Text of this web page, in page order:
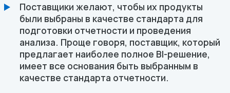
Поставщики желают, чтобы их продукты
были выбраны в качестве стандарта для
подготовки отчетности и проведения
анализа. Проще говоря, поставщик, который
предлагает наиболее полное BI-решение,
имеет все основания быть выбранным в
качестве стандарта отчетности.